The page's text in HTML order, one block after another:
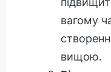
вагому
вищою.